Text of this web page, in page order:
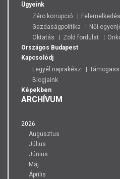
Ügyeink
Zéro korrupció
Felemelkedés
Gazdaságpolitika
Női
Oktatás
Zöld fordulat
Országos Budapest
Kapcsolódj
Legyél naprakész
Támogass
Blogjaink
Képekben
ARCHÍVUM
2026
Augusztus
Július
Június
Máj
Április